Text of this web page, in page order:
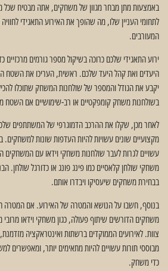
באמצעות מתן מבחר מגוון של משחקים, אתה מבטיח
לתחומי העניין שלו, מה שהופך את האירוע התאגידי
המעורבים.
ירוע התאגידי שלכם כרוכה בשיקול מספר גורמים
היעדים ואת קהל היעד שלכם. ראשית, העריכו את השטח
יקבע את הגודל והמספר של שולחנות המשחק שתוכלו
בשולחנות משחק קומפקטיים או רב-שימושיים אם השטח
לאחר מכן, שקלו את ההרכב הדמוגרפי של המשתתפים
מקצועיים שונים עשויות להיות העדפות שונות למשחקים.
עשויים לגרות לעבר שולחנות משחקי וידאו עם המשחקים
משחקי שולחן קלאסיים כמו פינג פונג או כדורגל שולחן.
בבחירת משחקים שיעסיקו ויבדרו אותם.
בנוסף, חשבו על הנושא והמטרה של האירוע. אם המטרה
משחקים הדורשים שיתוף פעולה, כגון משחקי וידאו
צוות. לאירועים הממוקדים ברשתות ואינטראקציה
מבוססי תורות עשויים להיות מתאימים יותר, ומאפשרים
כדי משחק.